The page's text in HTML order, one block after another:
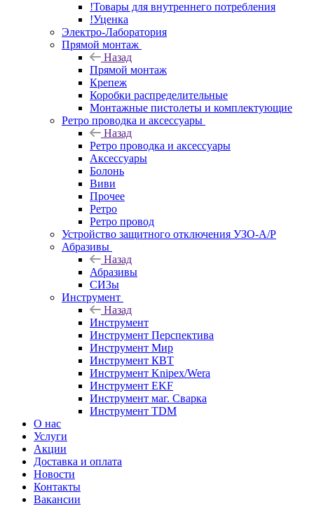
!Товары для внутреннего потребления
!Уценка
Электро-Лаборатория
Прямой монтаж
Назад
Прямой монтаж
Крепеж
Коробки распределительные
Монтажные пистолеты и комплектующие
Ретро проводка и аксессуары
Назад
Ретро проводка и аксессуары
Аксессуары
Болонь
Виви
Прочее
Ретро
Ретро провод
Устройство защитного отключения УЗО-А/Р
Абразивы
Назад
Абразивы
СИЗы
Инструмент
Назад
Инструмент
Инструмент Перспектива
Инструмент Мир
Инструмент КВТ
Инструмент Knipex/Wera
Инструмент EKF
Инструмент маг. Сварка
Инструмент TDM
О нас
Услуги
Акции
Доставка и оплата
Новости
Контакты
Вакансии